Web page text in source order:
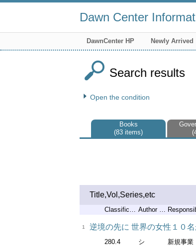
Dawn Center
DawnCenter HP Newly Arrived
Search results
Open the condition
Books
83 items
Title,Vol,Series,etc
Classification 1 Author No.
1 逆境の先に 世界の女性１０
280.4 シ 新規事業